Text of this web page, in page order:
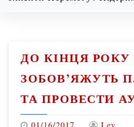
ДО КІНЦЯ РОКУ
ЗОБОВ’ЯЖУТЬ
ТА ПРОВЕСТИ